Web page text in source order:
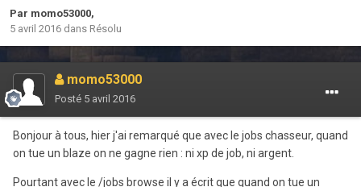
Par momo53000,
5 avril 2016 dans Résolu
momo53000
Posté 5 avril 2016
Bonjour à tous, hier j'ai remarqué que avec le jobs chasseur, quand
on tue un blaze on ne gagne rien : ni xp de job, ni argent.
Pourtant avec le /jobs browse il y a écrit que quand on tue un